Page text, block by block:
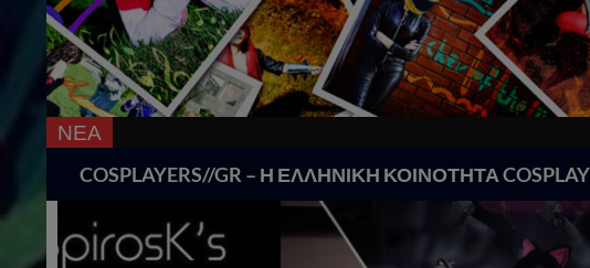
ΝΕΑ 18 Χρόνια
COSPLAYERS//GR – Η ΕΛΛΗΝΙΚΗ ΚΟΙΝΟΤΗΤΑ COSPLAY